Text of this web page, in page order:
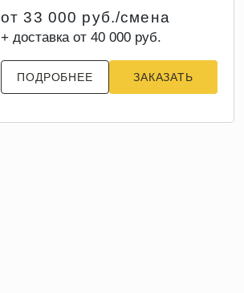
от 33 000 руб./смена
+ доставка от 40 000 руб.
ПОДРОБНЕЕ ЗАКАЗАТЬ